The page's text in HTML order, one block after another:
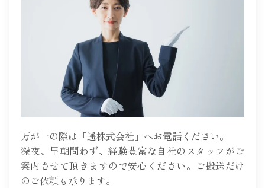
万が一の際は「遥株式会社」へお電話ください。
深夜、早朝問わず、経験豊富な自社のスタッフがご
案内させて頂きますので安心ください。ご搬送だけ
のご依頼も承ります。